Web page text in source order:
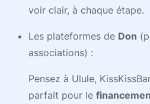
voir clair, à chaque étape.
Les plateformes de Don
associations) :
Pensez à Ulule,
parfait pour le